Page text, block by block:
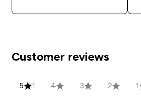
Customer reviews
5 1 4 3 2 1